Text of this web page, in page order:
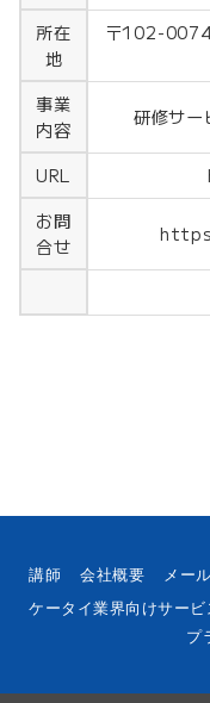
所在
地
〒102-0074
事業
内容
研修サー
URL
お問
合せ
講師 会社概要 メー
ケータイ業界向けサービ
プ